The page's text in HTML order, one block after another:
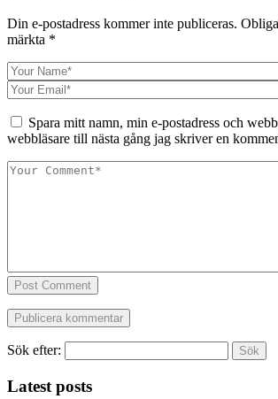
Din e-postadress kommer inte publiceras.
märkta *
Spara mitt namn, min e-postadress och
webbläsare till nästa gång jag skriver en
Post Comment
Sök efter:
Latest posts